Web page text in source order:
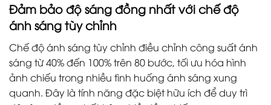
Đảm bảo độ sáng đồng nhất với chế độ
ánh sáng tùy chỉnh
Chế độ ánh sáng tùy chỉnh điều chỉnh công suất ánh
sáng từ 40% đến 100% trên 80 bước, tối ưu hóa hình
ảnh chiếu trong nhiều tình huống ánh sáng xung
quanh. Đây là tính năng đặc biệt hữu ích để duy trì